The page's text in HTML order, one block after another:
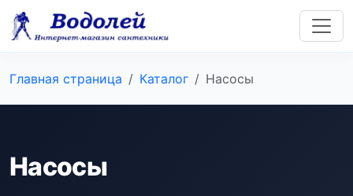
Главная страница Каталог Насосы
Насосы